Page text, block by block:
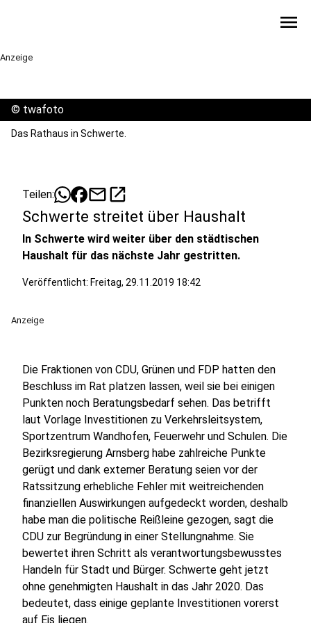
menu
Anzeige
© twafoto
Das Rathaus in Schwerte.
Teilen: mailopen_in_new
Schwerte streitet über Haushalt
In Schwerte wird weiter über den städtischen
Haushalt für das nächste Jahr gestritten.
Veröffentlicht: Freitag, 29.11.2019 18:42
Anzeige
Die Fraktionen von CDU, Grünen und FDP hatten den
Beschluss im Rat platzen lassen, weil sie bei einigen
Punkten noch Beratungsbedarf sehen. Das betrifft
laut Vorlage Investitionen zu Verkehrsleitsystem,
Sportzentrum Wandhofen, Feuerwehr und Schulen. Die
Bezirksregierung Arnsberg habe zahlreiche Punkte
gerügt und dank externer Beratung seien vor der
Ratssitzung erhebliche Fehler mit weitreichenden
finanziellen Auswirkungen aufgedeckt worden, deshalb
habe man die politische Reißleine gezogen, sagt die
CDU zur Begründung in einer Stellungnahme. Sie
bewertet ihren Schritt als verantwortungsbewusstes
Handeln für Stadt und Bürger. Schwerte geht jetzt
ohne genehmigten Haushalt in das Jahr 2020. Das
bedeutet, dass einige geplante Investitionen vorerst
auf Eis liegen.